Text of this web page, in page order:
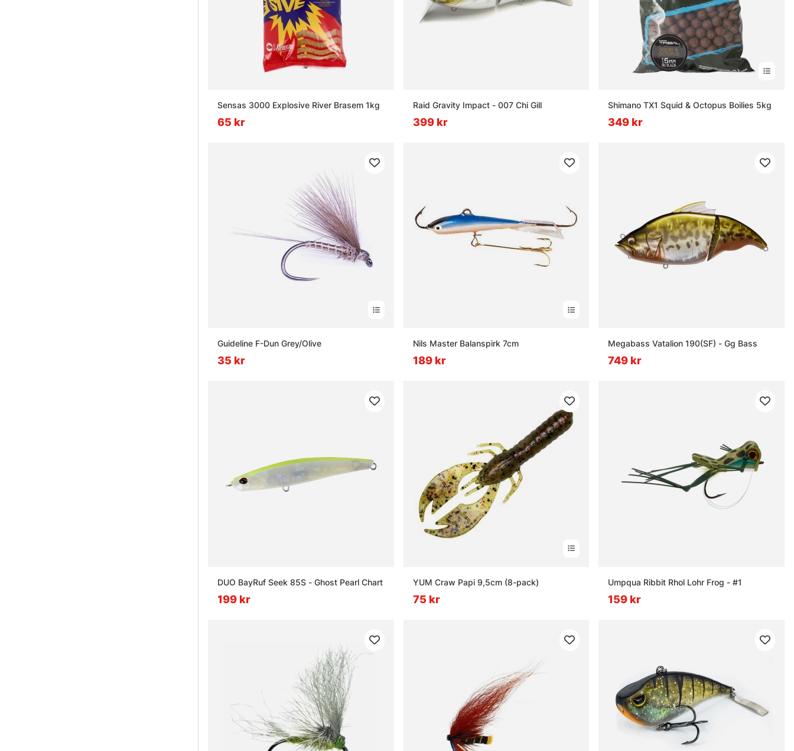
Sensas 3000 Explosive River Brasem 1kg
65 kr
Raid Gravity Impact - 007 Chi Gill
399 kr
Shimano TX1 Squid & Octopus Boilies 5kg
349 kr
Guideline F-Dun Grey/Olive
35 kr
Nils Master Balanspirk 7cm
189 kr
Megabass Vatalion 190(SF) - Gg Bass
749 kr
DUO BayRuf Seek 85S - Ghost Pearl Chart
199 kr
YUM Craw Papi 9,5cm (8-pack)
75 kr
Umpqua Ribbit Rhol Lohr Frog - #1
159 kr